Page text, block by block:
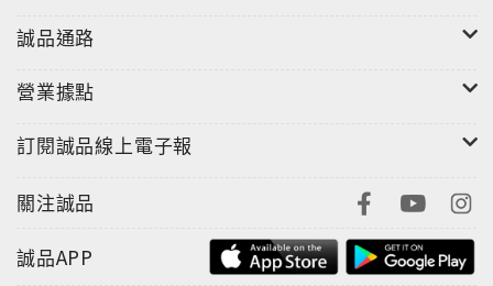
誠品通路
營業據點
訂閱誠品線上電子報
關注誠品
誠品APP